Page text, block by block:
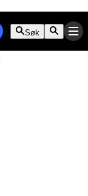
Søk